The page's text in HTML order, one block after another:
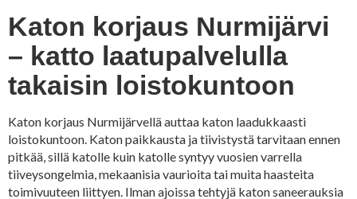
Katon korjaus Nurmijärvi
– katto laatupalvelulla
takaisin loistokuntoon
Katon korjaus Nurmijärvellä auttaa katon laadukkaasti
loistokuntoon. Katon paikkausta ja tiivistystä tarvitaan ennen
pitkää, sillä katolle kuin katolle syntyy vuosien varrella
tiiveysongelmia, mekaanisia vaurioita tai muita haasteita
toimivuuteen liittyen. Ilman ajoissa tehtyjä katon saneerauksia